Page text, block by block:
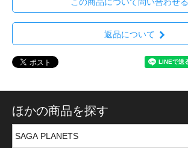
この商品について問い合わせる
返品について
ほかの商品を探す